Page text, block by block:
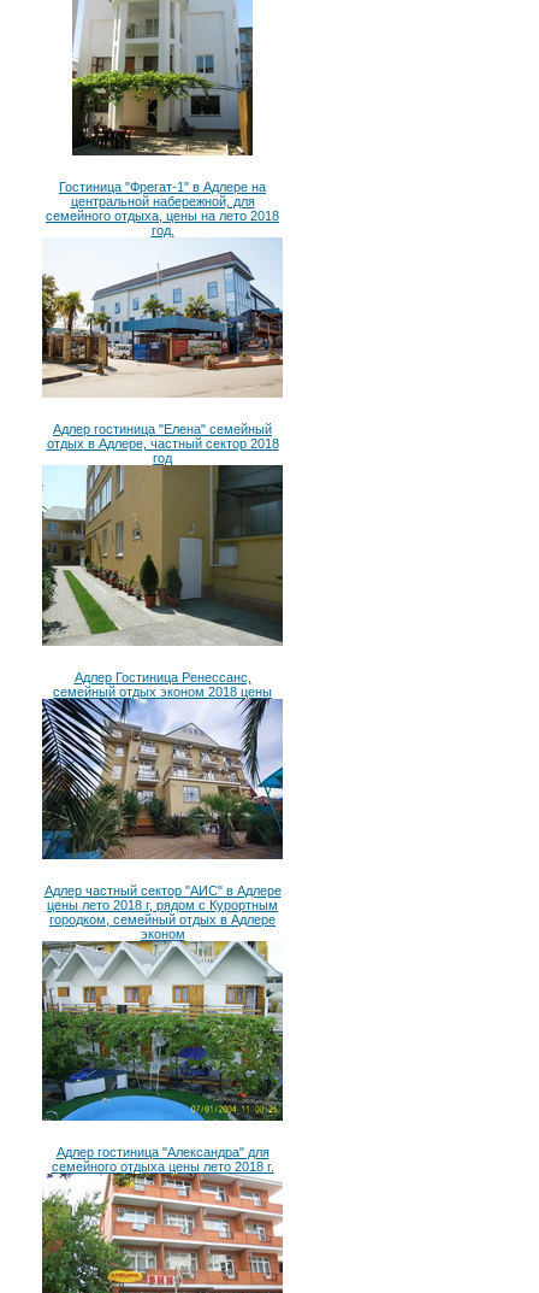
Гостиница "Фрегат-1" в Адлере на
центральной набережной, для
семейного отдыха, цены на лето 2018
год.
Адлер гостиница "Елена" семейный
отдых в Адлере, частный сектор 2018
год
Адлер Гостиница Ренессанс,
семейный отдых эконом 2018 цены
Адлер частный сектор "АИС" в Адлере
цены лето 2018 г, рядом с Курортным
городком, семейный отдых в Адлере
эконом
Адлер гостиница "Александра" для
семейного отдыха цены лето 2018 г.